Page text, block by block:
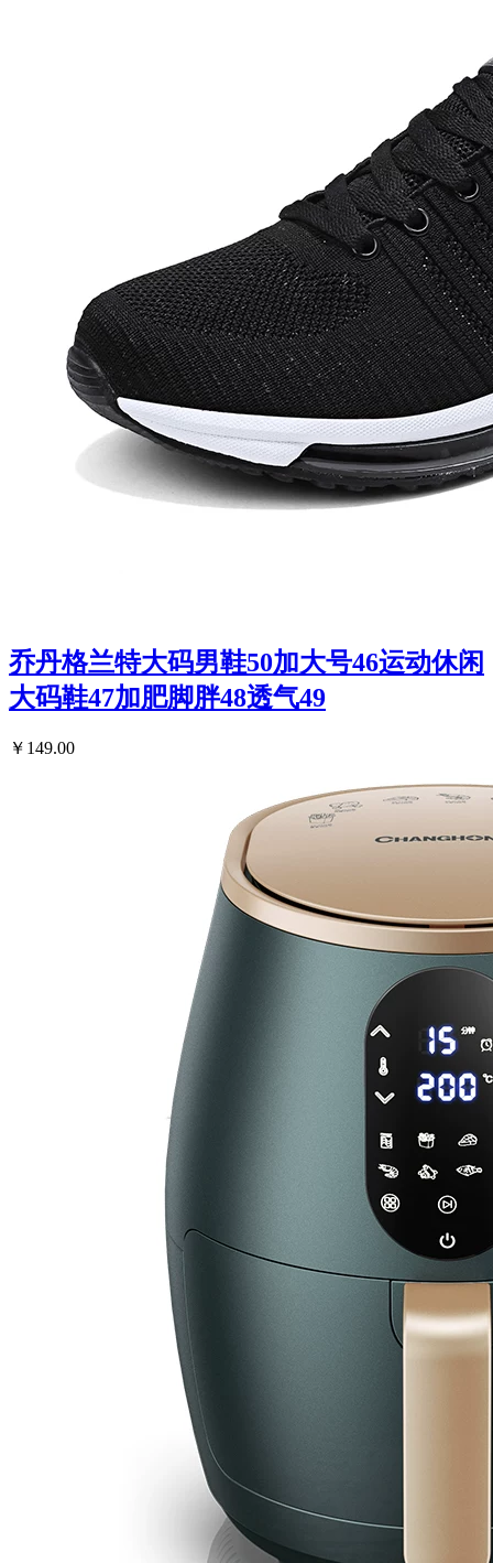
乔丹格兰特大码男鞋50加大号46运动休闲
大码鞋47加肥脚胖48透气49
￥149.00